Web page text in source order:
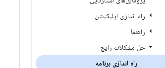
راه اندازی اپلیکیشن
راهنما
حل مشکلات رایج
راه اندازی برنامه